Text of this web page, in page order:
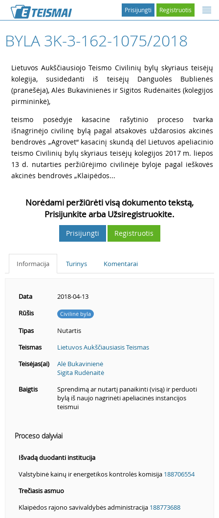
Registruotis
Prisijungti
BYLA 3K-3-162-1075/2018
Lietuvos Aukščiausiojo Teismo Civilinių bylų skyriaus teisėjų
kolegija, susidedanti iš teisėjų Danguolės Bublienės
(pranešėja), Alės Bukavinienės ir Sigitos Rudėnaitės (kolegijos
pirmininkė),
teismo posėdyje kasacine rašytinio proceso tvarka
išnagrinėjo civilinę bylą pagal atsakovės uždarosios akcinės
bendrovės „Agrovet“ kasacinį skundą dėl Lietuvos apeliacinio
teismo Civilinių bylų skyriaus teisėjų kolegijos 2017 m. liepos
13 d. nutarties peržiūrėjimo civilinėje byloje pagal ieškovės
akcinės bendrovės „Klaipėdos...
Norėdami peržiūrėti visą dokumento tekstą,
Prisijunkite arba Užsiregistruokite.
Prisijungti Registruotis
Informacija Turinys Komentarai
Data
2018-04-13
Rūšis
Civilinė byla
Tipas
Nutartis
Teismas
Lietuvos Aukščiausiasis Teismas
Teisėjas(ai)
Alė Bukavinienė
Sigita Rudėnaitė
Baigtis
Sprendimą ar nutartį panaikinti (visą) ir perduoti
bylą iš naujo nagrinėti apeliacinės instancijos
teismui
Proceso dalyviai
Išvadą duodanti institucija
Valstybinė kainų ir energetikos kontrolės komisija 188706554
Trečiasis asmuo
Klaipėdos rajono savivaldybės administracija 188773688